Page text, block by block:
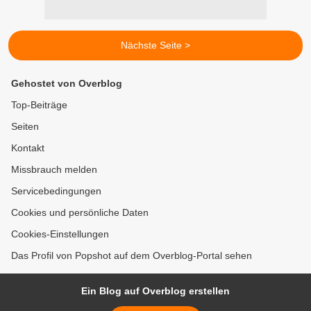
Nächste Seite >
Gehostet von Overblog
Top-Beiträge
Seiten
Kontakt
Missbrauch melden
Servicebedingungen
Cookies und persönliche Daten
Cookies-Einstellungen
Das Profil von Popshot auf dem Overblog-Portal sehen
Ein Blog auf Overblog erstellen